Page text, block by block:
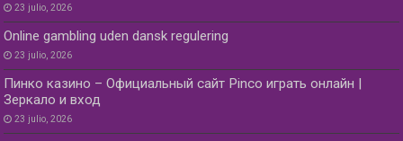
23 julio, 2026
Online gambling uden dansk regulering
23 julio, 2026
Пинко казино – Официальный сайт Pinco играть онлайн |
Зеркало и вход
23 julio, 2026